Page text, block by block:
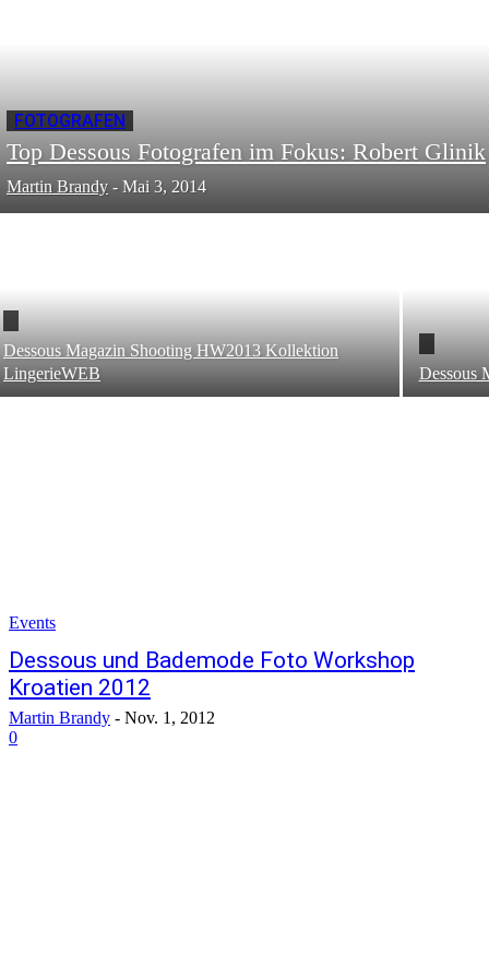
FOTOGRAFEN
Top Dessous Fotografen im Fokus: Robert Glinik
Martin Brandy - Mai 3, 2014
Dessous Magazin Shooting HW2013 Kollektion
LingerieWEB
Dessous
Events
Dessous und Bademode Foto Workshop
Kroatien 2012
Martin Brandy - Nov. 1, 2012
0